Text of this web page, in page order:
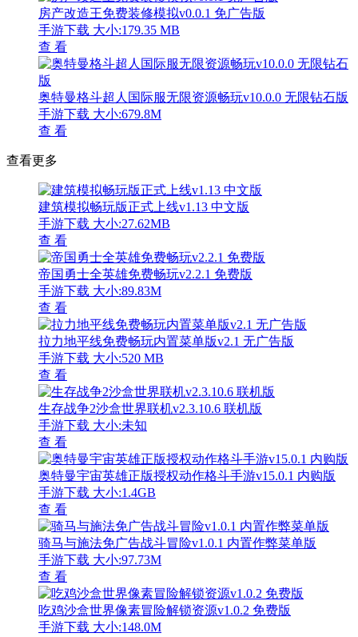
房产改造王免费装修模拟v0.0.1 免广告版
手游下载 大小:179.35 MB
查 看
奥特曼格斗超人国际服无限资源畅玩v10.0.0 无限钻石版
手游下载 大小:679.8M
查 看
查看更多
建筑模拟畅玩版正式上线v1.13 中文版
手游下载 大小:27.62MB
查 看
帝国勇士全英雄免费畅玩v2.2.1 免费版
手游下载 大小:89.83M
查 看
拉力地平线免费畅玩内置菜单版v2.1 无广告版
手游下载 大小:520 MB
查 看
生存战争2沙盒世界联机v2.3.10.6 联机版
手游下载 大小:未知
查 看
奥特曼宇宙英雄正版授权动作格斗手游v15.0.1 内购版
手游下载 大小:1.4GB
查 看
骑马与施法免广告战斗冒险v1.0.1 内置作弊菜单版
手游下载 大小:97.73M
查 看
吃鸡沙盒世界像素冒险解锁资源v1.0.2 免费版
手游下载 大小:148.0M